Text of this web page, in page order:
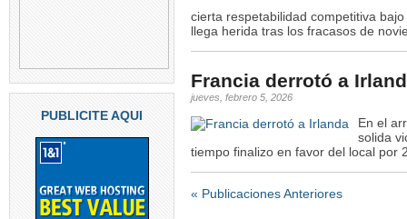
PUBLICITE AQUI
cierta respetabilidad competitiva
llega herida tras los fracasos de
Francia derrotó a
jueves, febrero 5, 2026
En el
solida
tiempo finalizo en favor del local por
« Publicaciones Anteriores